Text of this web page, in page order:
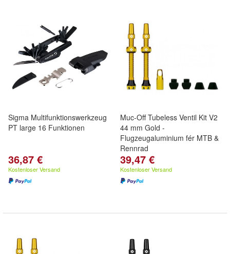
Sigma Multifunktionswerkzeug
PT large 16 Funktionen
36,87 €
Kostenloser Versand
Muc-Off Tubeless Ventil Kit V2
44 mm Gold -
Flugzeugaluminium fér MTB &
Rennrad
39,47 €
Kostenloser Versand